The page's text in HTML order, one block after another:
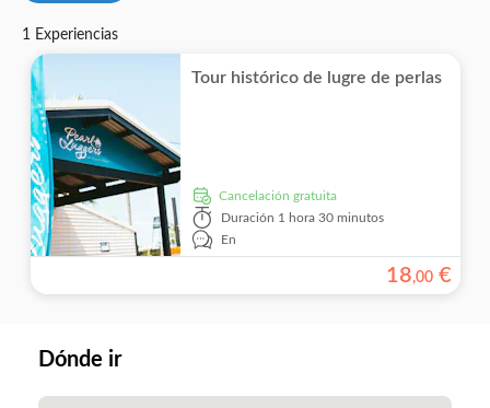
1 Experiencias
Tour histórico de lugre de perlas
cancelación gratuita
Duración 1 hora 30 minutos
En
18,00 €
Dónde ir